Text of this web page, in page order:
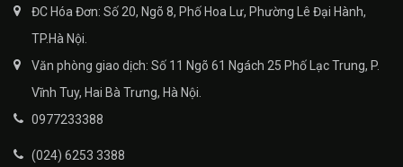
ĐC Hóa Đơn: Số 20, Ngõ 8, Phố Hoa Lư, Phường Lê Đại Hành,
TP.Hà Nội.
Văn phòng giao dịch: Số 11 Ngõ 61 Ngách 25 Phố Lạc Trung, P.
Vĩnh Tuy, Hai Bà Trưng, Hà Nội.
0977233388
(024) 6253 3388